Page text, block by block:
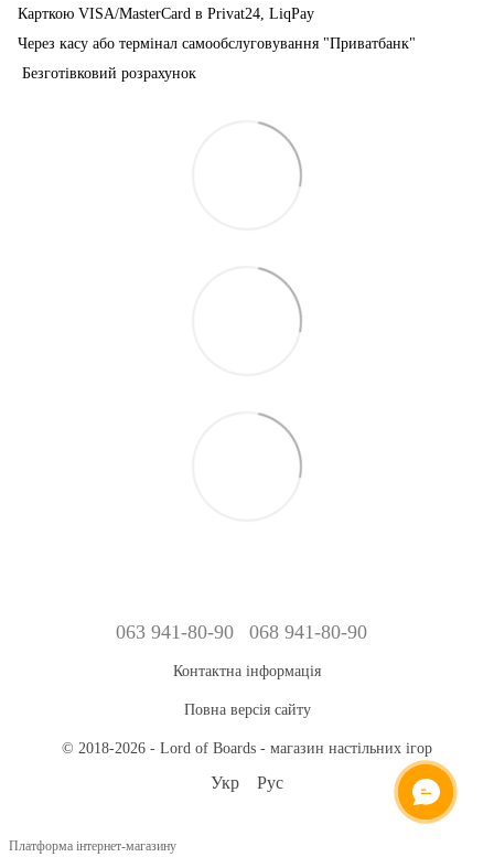
Карткою VISA/MasterCard в Рrivat24, LiqPay
Через касу або термінал самообслуговування "Приватбанк"
Безготівковий розрахунок
063 941-80-90 068 941-80-90
Контактна інформація
Повна версія сайту
© 2018-2026 - Lord of Boards - магазин настільних ігор
Укр Рус
Платформа інтернет-магазину
ОНЛАЙН ЧАТ